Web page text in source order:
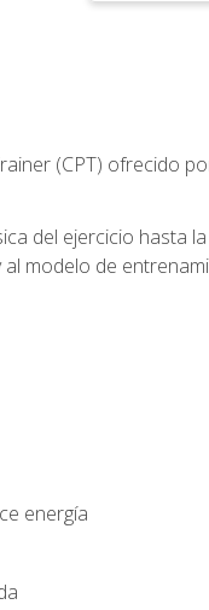
(CPT) ofrecido
del ejercicio hasta
modelo de
energía